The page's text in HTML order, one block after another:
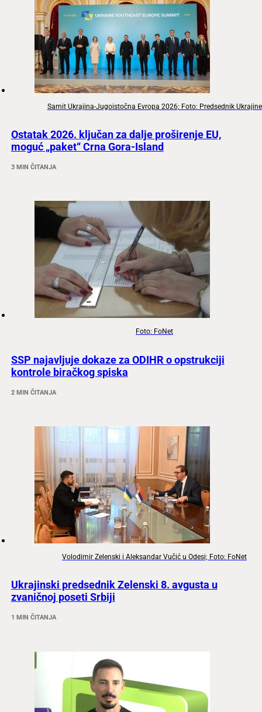
Samit Ukrajina-Jugoistočna Evropa 2026; Foto: Predsednik Ukrajine
Ostatak 2026. ključan za dalje proširenje EU,
moguć „paket“ Crna Gora-Island
3 MIN ČITANJA
Foto: FoNet
SSP najavljuje dokaze za ODIHR o opstrukciji
kontrole biračkog spiska
2 MIN ČITANJA
Volodimir Zelenski i Aleksandar Vučić u Odesi; Foto: FoNet
Ukrajinski predsednik Zelenski 8. avgusta u
zvaničnoj poseti Srbiji
1 MIN ČITANJA